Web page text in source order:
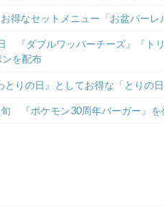
なセットメニュー「お盆バーレ
『ダブルワッパーチーズ』『ト
を配布
りの日』としてお得な「とりの
『ポケモン30周年バーガー』を